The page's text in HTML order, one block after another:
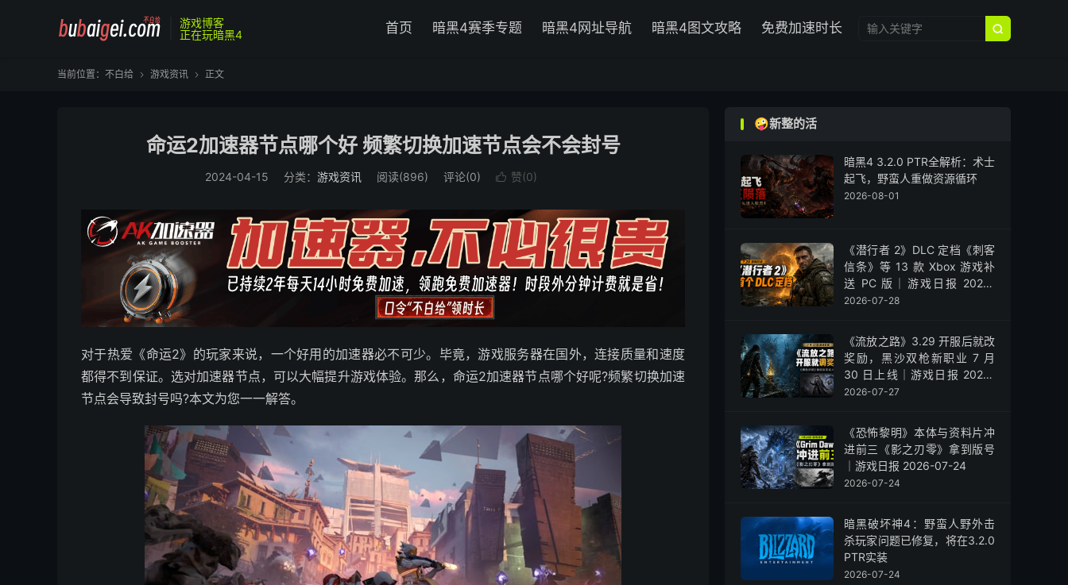
游戏博客
正在玩暗黑4

首页 暗黑4赛季专题 暗黑4网址导航 暗黑4图文攻略 免费加速时长
当前位置： 不白给  游戏资讯  正文
命运2加速器节点哪个好 频繁切换加速节点会不会封号
2024-04-15 分类： 游戏资讯 阅读(896) 评论(0)  赞(0)
对于热爱《命运2》的玩家来说，一个好用的加速器必不可少。毕竟，游戏服务器在国外，连接质量和速度
都得不到保证。选对加速器节点，可以大幅提升游戏体验。那么，命运2加速器节点哪个好呢?频繁切换加速
节点会导致封号吗?本文为您一一解答。
🤪新整的活
暗黑4 3.2.0 PTR全解析：术士
起飞，野蛮人重做资源循环
2026-08-01
《潜行者 2》DLC 定档《刺客
信条》等 13 款 Xbox 游戏补
送 PC 版｜游戏日报 2026-
07-28
2026-07-28
《流放之路》3.29 开服后就改
奖励，黑沙双枪新职业 7 月
30 日上线｜游戏日报 2026-
07-27
2026-07-27
《恐怖黎明》本体与资料片冲
进前三《影之刃零》拿到版号
｜游戏日报 2026-07-24
2026-07-24
暗黑破坏神4：野蛮人野外击
杀玩家问题已修复，将在3.2.0
PTR实装
2026-07-24